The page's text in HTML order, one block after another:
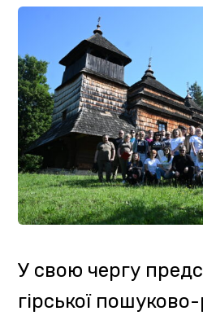
порядок дій з евакуації
травмованих.
«Ми продовжуємо
краянам та гостям